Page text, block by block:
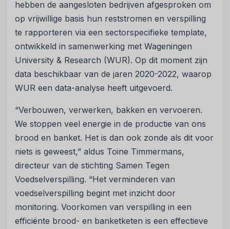
hebben de aangesloten bedrijven afgesproken om
op vrijwillige basis hun reststromen en verspilling
te rapporteren via een sectorspecifieke template,
ontwikkeld in samenwerking met Wageningen
University & Research (WUR). Op dit moment zijn
data beschikbaar van de jaren 2020-2022, waarop
WUR een data-analyse heeft uitgevoerd.
“Verbouwen, verwerken, bakken en vervoeren.
We stoppen veel energie in de productie van ons
brood en banket. Het is dan ook zonde als dit voor
niets is geweest,” aldus Toine Timmermans,
directeur van de stichting Samen Tegen
Voedselverspilling. “Het verminderen van
voedselverspilling begint met inzicht door
monitoring. Voorkomen van verspilling in een
efficiënte brood- en banketketen is een effectieve